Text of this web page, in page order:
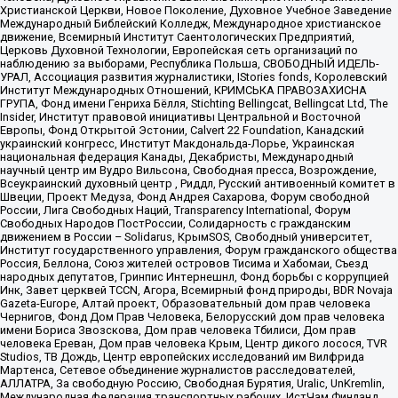
Христианской Церкви, Новое Поколение, Духовное Учебное Заведение
Международный Библейский Колледж, Международное христианское
движение, Всемирный Институт Саентологических Предприятий,
Церковь Духовной Технологии, Европейская сеть организаций по
наблюдению за выборами, Республика Польша, СВОБОДНЫЙ ИДЕЛЬ-
УРАЛ, Ассоциация развития журналистики, IStories fonds, Королевский
Институт Международных Отношений, КРИМСЬКА ПРАВОЗАХИСНА
ГРУПА, Фонд имени Генриха Бёлля, Stichting Bellingcat, Bellingcat Ltd, The
Insider, Институт правовой инициативы Центральной и Восточной
Европы, Фонд Открытой Эстонии, Calvert 22 Foundation, Канадский
украинский конгресс, Институт Макдональда-Лорье, Украинская
национальная федерация Канады, Декабристы, Международный
научный центр им Вудро Вильсона, Свободная пресса, Возрождение,
Всеукраинский духовный центр , Риддл, Русский антивоенный комитет в
Швеции, Проект Медуза, Фонд Андрея Сахарова, Форум свободной
России, Лига Свободных Наций, Transparеncy International, Форум
Свободных Народов ПостРоссии, Солидарность с гражданским
движением в России – Solidarus, КрымSOS, Свободный университет,
Институт государственного управления, Форум гражданского общества
Россия, Беллона, Союз жителей островов Тисима и Хабомаи, Съезд
народных депутатов, Гринпис Интернешнл, Фонд борьбы с коррупцией
Инк, Завет церквей TCCN, Агора, Всемирный фонд природы, BDR Novaja
Gazeta-Europe, Алтай проект, Образовательный дом прав человека
Чернигов, Фонд Дом Прав Человека, Белорусский дом прав человека
имени Бориса Звозскова, Дом прав человека Тбилиси, Дом прав
человека Ереван, Дом прав человека Крым, Центр дикого лосося, TVR
Studios, ТВ Дождь, Центр европейских исследований им Вилфрида
Мартенса, Сетевое объединение журналистов расследователей,
АЛЛАТРА, За свободную Россию, Свободная Бурятия, Uralic, UnKremlin,